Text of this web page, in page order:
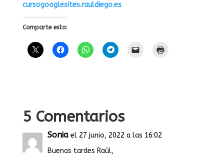
cursogooglesites.rauldiego.es
Comparte esto:
5 Comentarios
Sonia el 27 junio, 2022 a las 16:02
Buenas tardes Raúl,